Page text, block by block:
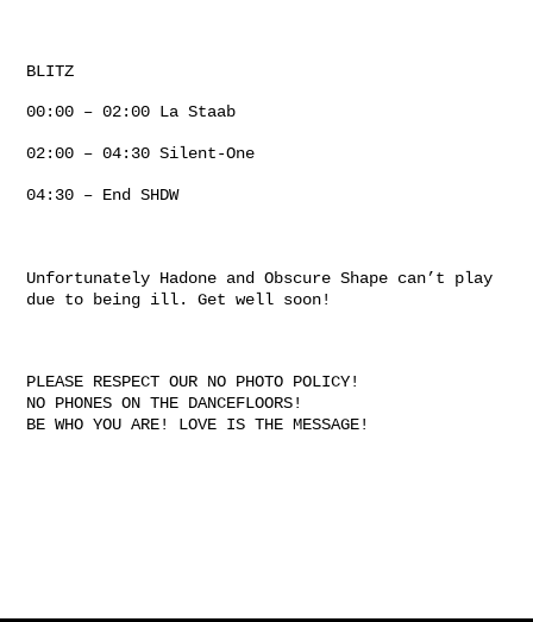
BLITZ
00:00 – 02:00 La Staab
02:00 – 04:30 Silent-One
04:30 – End SHDW
Unfortunately Hadone and Obscure Shape can’t play
due to being ill. Get well soon!
PLEASE RESPECT OUR NO PHOTO POLICY!
NO PHONES ON THE DANCEFLOORS!
BE WHO YOU ARE! LOVE IS THE MESSAGE!